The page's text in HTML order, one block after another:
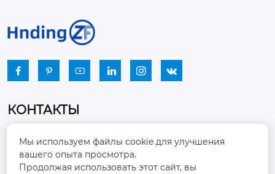
     
КОНТАКТЫ

Промышленный парк, город Наньцзяо,
район Чжоуцунь, город Цзыбо, провинция
Шаньдун
Мы используем файлы cookie для улучшения
вашего опыта просмотра.
Продолжая использовать этот сайт, вы